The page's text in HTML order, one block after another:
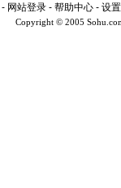
- 网站登录 - 帮助中心 - 设
Copyright © 2005